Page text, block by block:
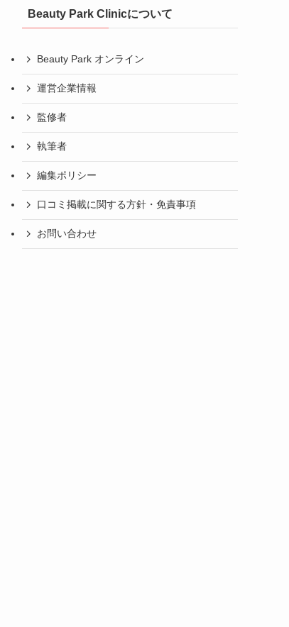
Beauty Park Clinicについて
Beauty Park オンライン
運営企業情報
監修者
執筆者
編集ポリシー
口コミ掲載に関する方針・免責事項
お問い合わせ